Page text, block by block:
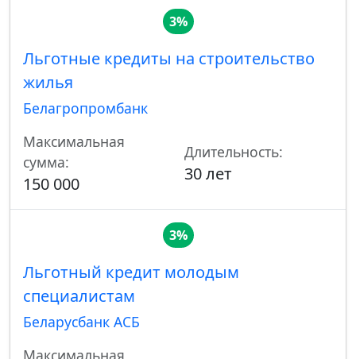
3%
Льготные кредиты на строительство
жилья
Белагропромбанк
Максимальная
сумма:
150 000
Длительность:
30 лет
3%
Льготный кредит молодым
специалистам
Беларусбанк АСБ